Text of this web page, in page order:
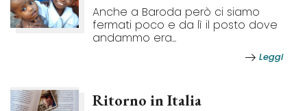
Anche a Baroda però ci siamo
fermati poco e da lì il posto dove
andammo era...
Leggi
Ritorno in Italia